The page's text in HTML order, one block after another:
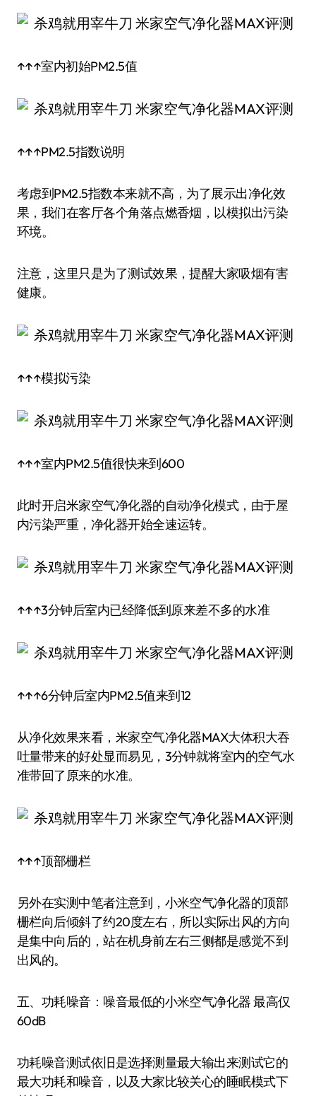
↑↑↑室内初始PM2.5值
↑↑↑PM2.5指数说明
考虑到PM2.5指数本来就不高，为了展示出净化效
果，我们在客厅各个角落点燃香烟，以模拟出污染
环境。
注意，这里只是为了测试效果，提醒大家吸烟有害
健康。
↑↑↑模拟污染
↑↑↑室内PM2.5值很快来到600
此时开启米家空气净化器的自动净化模式，由于屋
内污染严重，净化器开始全速运转。
↑↑↑3分钟后室内已经降低到原来差不多的水准
↑↑↑6分钟后室内PM2.5值来到12
从净化效果来看，米家空气净化器MAX大体积大吞
吐量带来的好处显而易见，3分钟就将室内的空气水
准带回了原来的水准。
↑↑↑顶部栅栏
另外在实测中笔者注意到，小米空气净化器的顶部
栅栏向后倾斜了约20度左右，所以实际出风的方向
是集中向后的，站在机身前左右三侧都是感觉不到
出风的。
五、功耗噪音：噪音最低的小米空气净化器 最高仅
60dB
功耗噪音测试依旧是选择测量最大输出来测试它的
最大功耗和噪音，以及大家比较关心的睡眠模式下